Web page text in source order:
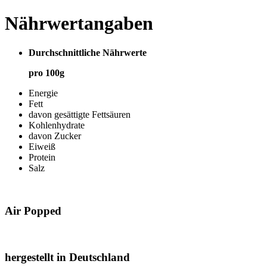
Nährwertangaben
Durchschnittliche Nährwerte
pro 100g
Energie
Fett
davon gesättigte Fettsäuren
Kohlenhydrate
davon Zucker
Eiweiß
Protein
Salz
Air Popped
hergestellt in Deutschland